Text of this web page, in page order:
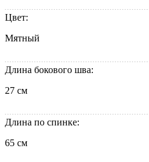
Цвет:
Мятный
Длина бокового шва:
27 см
Длина по спинке:
65 см